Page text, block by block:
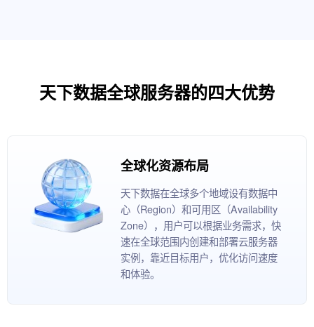
天下数据全球服务器的四大优势
全球化资源布局
天下数据在全球多个地域设有数据中
心（Region）和可用区（Availability
Zone），用户可以根据业务需求，快
速在全球范围内创建和部署云服务器
实例，靠近目标用户，优化访问速度
和体验。